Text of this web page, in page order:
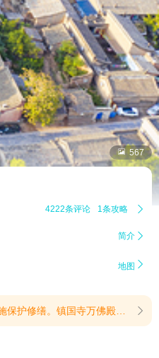
 567
4222条评论 1条攻略 
简介 
地图 
8月19 日落日合唱派对现场观演资格。(提示有效期2026/7/13至2026/8/19) 